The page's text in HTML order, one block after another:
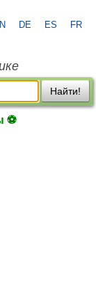
DE ES FR
Найти!
⚽